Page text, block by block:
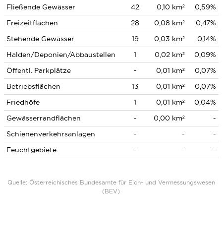
Fließende Gewässer 42 0,10 km²
0,59%
Freizeitflächen
28 0,08 km²
0,47%
Stehende Gewässer
19 0,03 km²
0,14%
Halden/Deponien/Abbaustellen
1 0,02 km²
0,09%
Öffentl. Parkplätze
- 0,01 km²
0,07%
Betriebsflächen
13 0,01 km²
0,07%
Friedhöfe
1 0,01 km²
0,04%
Gewässerrandflächen
- 0,00 km²
-
Schienenverkehrsanlagen
- -
-
Feuchtgebiete
- - -
Quelle: Österreichisches Bundesamte für Eich- und Vermessungswesen
(BEV)